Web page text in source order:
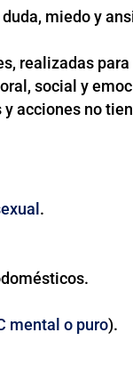
miedo y
realizadas
social y
acciones no
.
mental o puro).